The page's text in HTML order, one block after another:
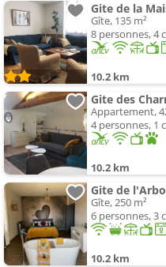
Gite de la
Gîte, 135 m²
8 personnes, 4
10.2 km
Gite des
Appartement,
4 personnes, 1
10.2 km
Gite de
Gîte, 250 m²
6 personnes, 3
10.2 km